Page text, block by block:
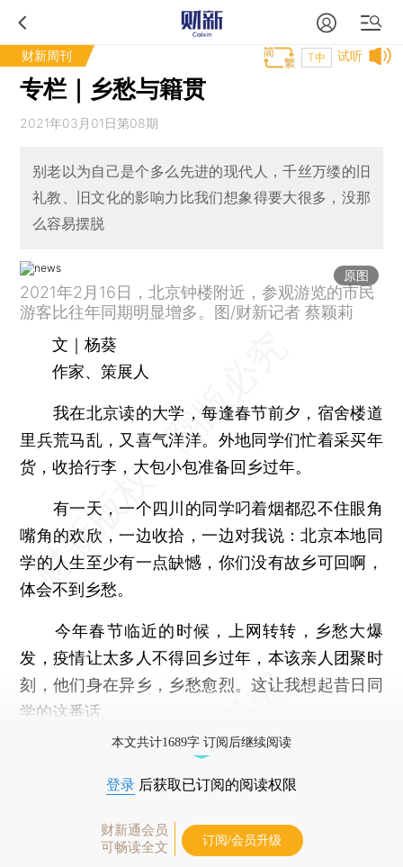
财新周刊 试听
T中
专栏｜乡愁与籍贯
2021年03月01日第08期
别老以为自己是个多么先进的现代人，千丝万缕的旧
礼教、旧文化的影响力比我们想象得要大很多，没那
么容易摆脱
原图
2021年2月16日，北京钟楼附近，参观游览的市民
游客比往年同期明显增多。图/财新记者 蔡颖莉
文｜杨葵
作家、策展人
我在北京读的大学，每逢春节前夕，宿舍楼道
里兵荒马乱，又喜气洋洋。外地同学们忙着采买年
货，收拾行李，大包小包准备回乡过年。
有一天，一个四川的同学叼着烟都忍不住眼角
嘴角的欢欣，一边收拾，一边对我说：北京本地同
学的人生至少有一点缺憾，你们没有故乡可回啊，
体会不到乡愁。
今年春节临近的时候，上网转转，乡愁大爆
发，疫情让太多人不得回乡过年，本该亲人团聚时
刻，他们身在异乡，乡愁愈烈。这让我想起昔日同
学的这番话。
本文共计1689字 订阅后继续阅读
登录 后获取已订阅的阅读权限
财新通会员
可畅读全文
订阅/会员升级